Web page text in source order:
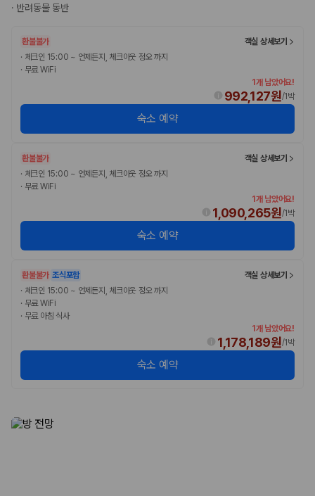
· 반려동물 동반
환불불가
객실 상세보기
· 체크인 15:00 ~ 언제든지, 체크아웃 정오 까지
· 무료 WiFi
1개 남았어요!
992,127원/1박
숙소 예약
환불불가
객실 상세보기
· 체크인 15:00 ~ 언제든지, 체크아웃 정오 까지
· 무료 WiFi
1개 남았어요!
1,090,265원/1박
숙소 예약
환불불가 조식포함
객실 상세보기
· 체크인 15:00 ~ 언제든지, 체크아웃 정오 까지
· 무료 WiFi
· 무료 아침 식사
1개 남았어요!
1,178,189원/1박
숙소 예약